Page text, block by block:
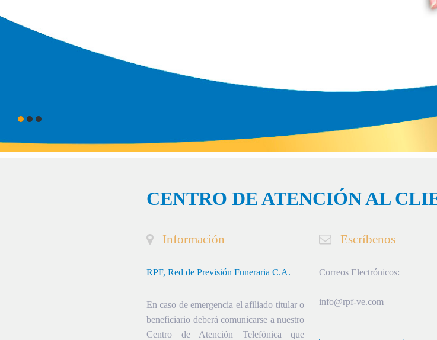
CENTRO DE ATENCIÓN AL
Información
RPF, Red de Previsión Funeraria C.A.
En caso de emergencia el afiliado titular o
beneficiario deberá comunicarse a nuestro
Centro de Atención Telefónica que
Escríbenos
Correos Electrónicos:
info@rpf-ve.com